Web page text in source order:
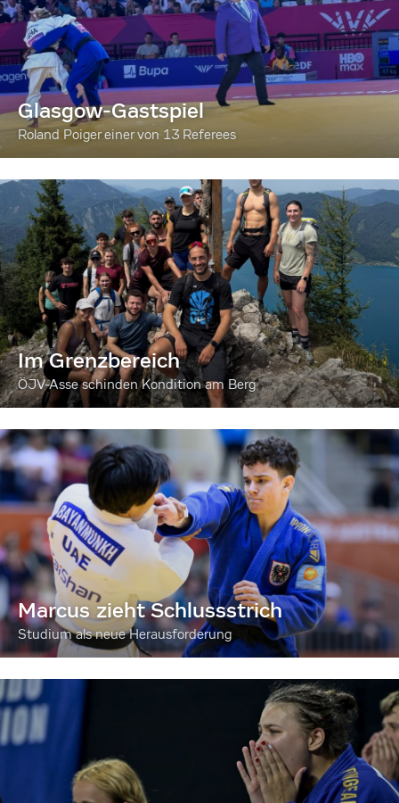
Glasgow-Gastspiel
Roland Poiger einer von 13 Referees
Im Grenzbereich
ÖJV-Asse schinden Kondition am Berg
Marcus zieht Schlussstrich
Studium als neue Herausforderung